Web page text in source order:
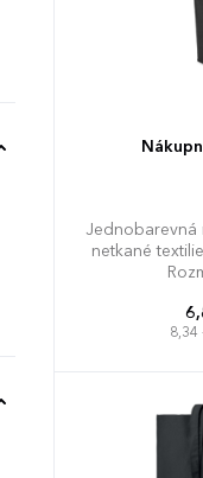
Jednobarevná
netkané
8,34